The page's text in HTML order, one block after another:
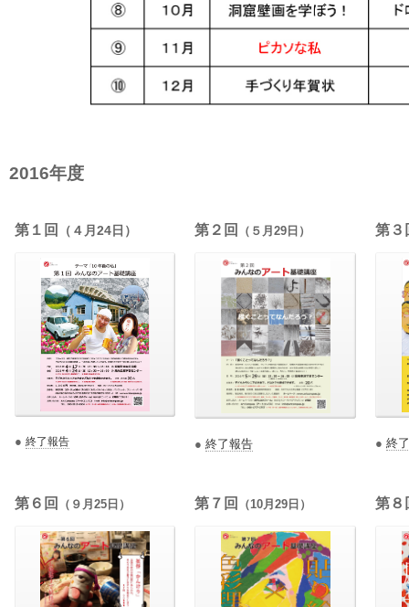
2016年度
第１回 （４月24日）
● 終了報告
第２回 （５月29日）
● 終了報告
第３
● 終
第６回 （９月25日） 第７回 （10月29日） 第８